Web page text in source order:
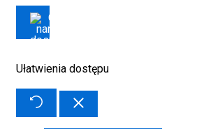
Ułatwienia dostępu